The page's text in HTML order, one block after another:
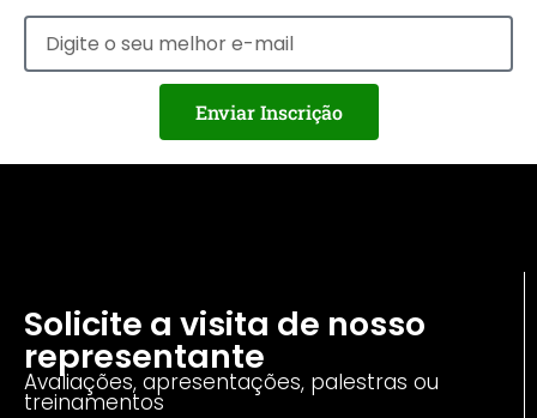
Enviar Inscrição
Solicite a visita de nosso
representante
Avaliações, apresentações, palestras ou
treinamentos